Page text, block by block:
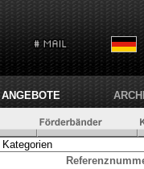
ANGEBOTE